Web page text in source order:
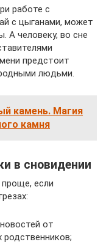
работе с
с цыганами, может
А человеку, во сне
предстоит
людьми.
камень. Магия
камня
в сновидении
если
от
родственников;